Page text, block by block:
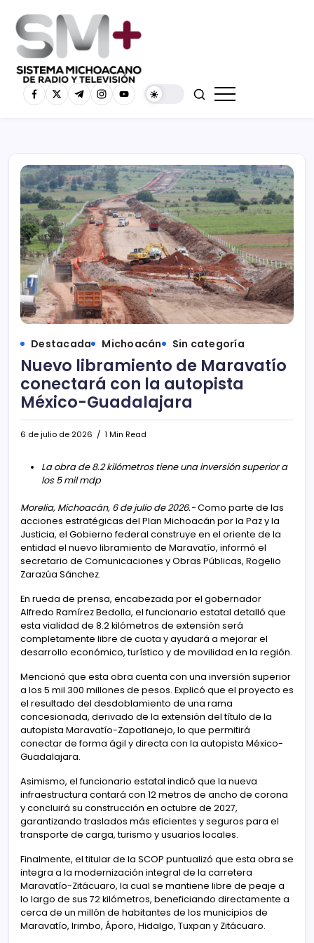
Destacada Michoacán Sin categoría
Nuevo libramiento de Maravatío
conectará con la autopista
México-Guadalajara
6 de julio de 2026 1 Min Read
La obra de 8.2 kilómetros tiene una inversión superior a
los 5 mil mdp
Morelia, Michoacán, 6 de julio de 2026.-Como parte de las
acciones estratégicas del Plan Michoacán por la Paz y la
Justicia, el Gobierno federal construye en el oriente de la
entidad el nuevo libramiento de Maravatío, informó el
secretario de Comunicaciones y Obras Públicas, Rogelio
Zarazúa Sánchez.
En rueda de prensa, encabezada por el gobernador
Alfredo Ramírez Bedolla, el funcionario estatal detalló que
esta vialidad de 8.2 kilómetros de extensión será
completamente libre de cuota y ayudará a mejorar el
desarrollo económico, turístico y de movilidad en la región.
Mencionó que esta obra cuenta con una inversión superior
a los 5 mil 300 millones de pesos. Explicó que el proyecto es
el resultado del desdoblamiento de una rama
concesionada, derivado de la extensión del título de la
autopista Maravatío-Zapotlanejo, lo que permitirá
conectar de forma ágil y directa con la autopista México-
Guadalajara.
Asimismo, el funcionario estatal indicó que la nueva
infraestructura contará con 12 metros de ancho de corona
y concluirá su construcción en octubre de 2027,
garantizando traslados más eficientes y seguros para el
transporte de carga, turismo y usuarios locales.
Finalmente, el titular de la SCOP puntualizó que esta obra se
integra a la modernización integral de la carretera
Maravatío-Zitácuaro, la cual se mantiene libre de peaje a
lo largo de sus 72 kilómetros, beneficiando directamente a
cerca de un millón de habitantes de los municipios de
Maravatío, Irimbo, Áporo, Hidalgo, Tuxpan y Zitácuaro.